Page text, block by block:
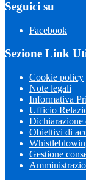
Seguici su
Facebook
Sezione Link
Cookie policy
Note legali
Informativa
Ufficio
Dichiarazione
Obiettivi di
Gestione